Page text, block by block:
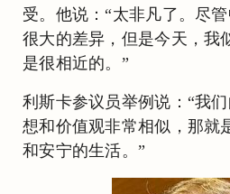
受。他说：“太非凡了。尽
很大的差异，但是今天，我
是很相近的。”
利斯卡参议员举例说：“我
想和价值观非常相似，那就
和安宁的生活。”